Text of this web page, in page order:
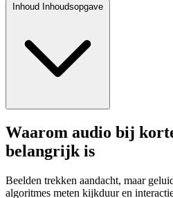
Inhoud Inhoudsopgave
Waarom audio bij
belangrijk is
Beelden trekken aandacht, maar
algoritmes meten kijkduur en